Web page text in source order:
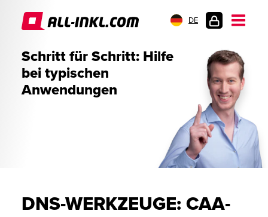
DE
Schritt für Schritt: Hilfe
bei typischen
Anwendungen
DNS-WERKZEUGE: CAA-